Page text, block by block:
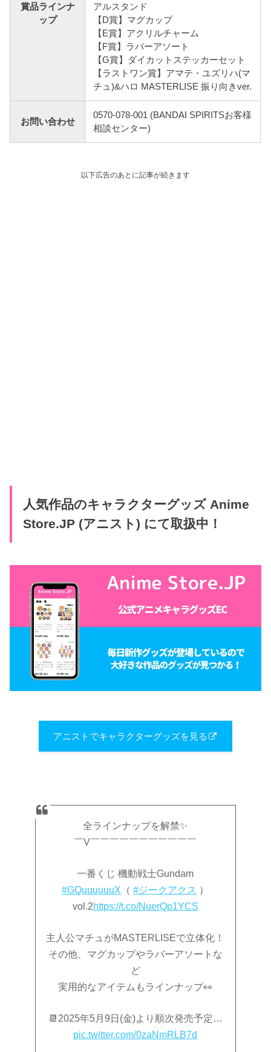
賞品ラインナ
ップ
アルスタンド
【D賞】マグカップ
【E賞】アクリルチャーム
【F賞】ラバーアソート
【G賞】ダイカットステッカーセット
【ラストワン賞】アマテ・ユズリハ(マ
チュ)&ハロ MASTERLISE 振り向きver.
お問い合わせ
0570-078-001 (BANDAI SPIRITSお客様
相談センター)
以下広告のあとに記事が続きます
人気作品のキャラクターグッズ Anime
Store.JP (アニスト) にて取扱中！
アニストでキャラクターグッズを見る
全ラインナップを解禁✨
￣V￣￣￣￣￣￣￣￣￣￣￣
一番くじ 機動戦士Gundam
#GQuuuuuuX （#ジークアクス ）
vol.2https://t.co/NuerQp1YCS
主人公マチュがMASTERLISEで立体化！
その他、マグカップやラバーアソートな
ど
実用的なアイテムもラインナップ👀
📆2025年5月9日(金)より順次発売予定…
pic.twitter.com/0zaNmRLB7d